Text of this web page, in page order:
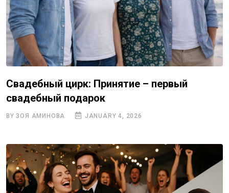
Свадебный цирк: Принятие – первый
свадебный подарок
BY ЗОЯ АМИНОВА JANUARY 4, 2026